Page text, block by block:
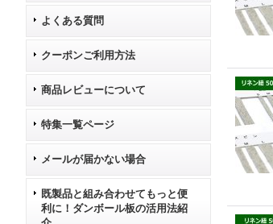
よくある質問
クーポンご利用方法
商品レビューについて
特集一覧ページ
メールが届かない場合
既製品と組み合わせてもっと便
利に！ダンボール板の活用法紹